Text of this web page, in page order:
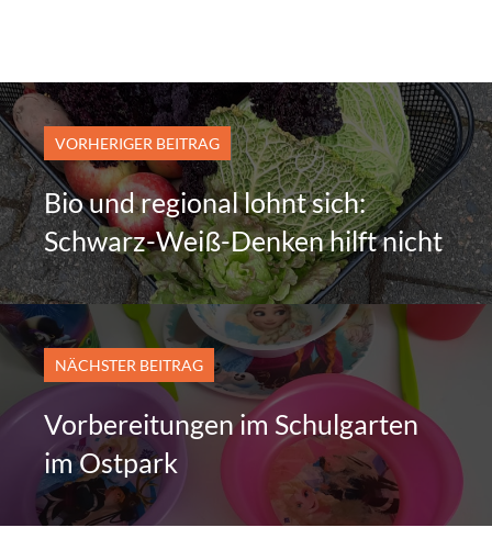
VORHERIGER BEITRAG
Bio und regional lohnt sich:
Schwarz-Weiß-Denken hilft nicht
NÄCHSTER BEITRAG
Vorbereitungen im Schulgarten
im Ostpark